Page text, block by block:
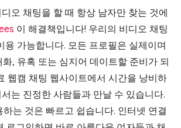
오 채팅을 할 때 항상 남자만 찾는 것에
이 해결책입니다! 우리의 비디오 채팅
용 가능합니다. 모든 프로필은 실제이며
, 유혹 또는 심지어 데이트할 준비가 되
웹캠 채팅 웹사이트에서 시간을 낭비하
는 진정한 사람들과 만날 수 있습니다.
하는 것은 빠르고 쉽습니다. 인터넷 연결